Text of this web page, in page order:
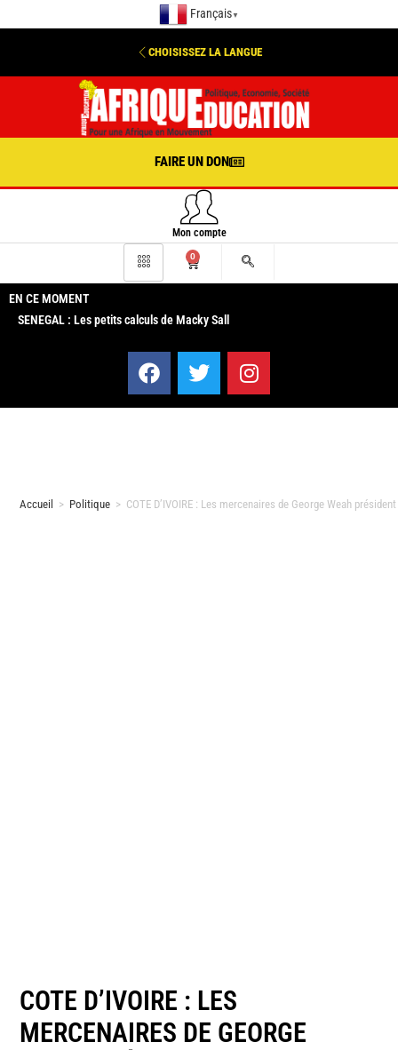
Français ▼
CHOISISSEZ LA LANGUE
FAIRE UN DON
Mon compte
0
EN CE MOMENT
SENEGAL : Les petits calculs de Macky Sall
Accueil > Politique > COTE D’IVOIRE : Les mercenaires de George Weah
COTE D’IVOIRE : LES
MERCENAIRES DE GEORGE